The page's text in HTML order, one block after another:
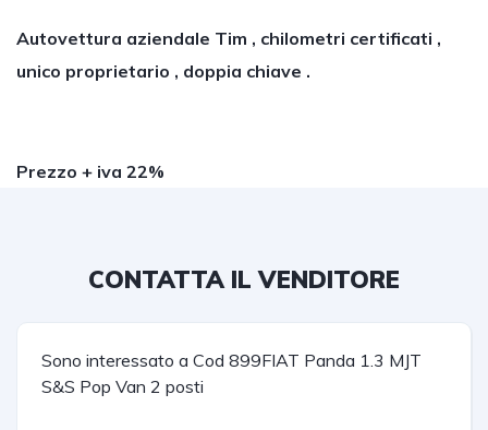
Autovettura aziendale Tim , chilometri certificati ,
unico proprietario , doppia chiave .
Prezzo + iva 22%
CONTATTA IL VENDITORE